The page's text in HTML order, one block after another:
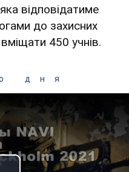
відповідатиме
до захисних
450 учнів.
дня